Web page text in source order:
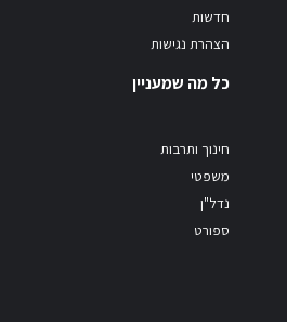
חדשות
הצהרת נגישות
כל מה שמעניין
חינוך ותרבות
משפטי
נדל"ן
ספורט